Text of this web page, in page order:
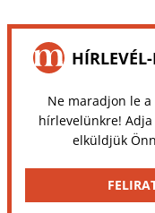
Ne maradjon le a
hírlevelünkre!
elküldjük